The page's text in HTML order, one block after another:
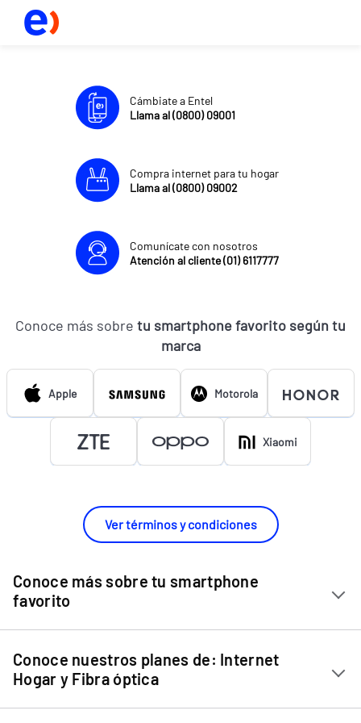
Cámbiate a Entel
Llama al (0800) 09001
Compra internet para tu hogar
Llama al (0800) 09002
Comunícate con nosotros
Atención al cliente (01) 6117777
Conoce más sobre tu smartphone favorito según tu
marca
Apple Motorola
Xiaomi
Ver términos y condiciones
Conoce más sobre tu smartphone
favorito
Chip Entel
Apple iPhone 11
Apple iPhone 12 Mini
Conoce nuestros planes de: Internet
Hogar y Fibra óptica
Internet Hogar